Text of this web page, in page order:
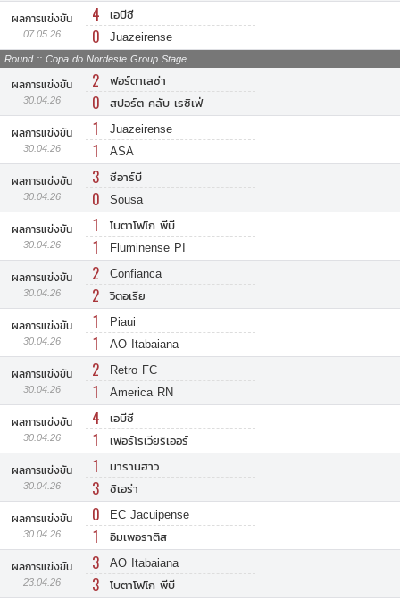
ผลการแข่งขัน
07.05.26
4 เอบีซี
0 Juazeirense
Round :: Copa do Nordeste Group Stage
ผลการแข่งขัน
30.04.26
2 ฟอร์ตาเลซ่า
0 สปอร์ต คลับ เรซิเฟ่
ผลการแข่งขัน
30.04.26
1 Juazeirense
1 ASA
ผลการแข่งขัน
30.04.26
3 ซีอาร์บี
0 Sousa
ผลการแข่งขัน
30.04.26
1 โบตาโฟโก พีบี
1 Fluminense PI
ผลการแข่งขัน
30.04.26
2 Confianca
2 วิตอเรีย
ผลการแข่งขัน
30.04.26
1 Piaui
1 AO Itabaiana
ผลการแข่งขัน
30.04.26
2 Retro FC
1 America RN
ผลการแข่งขัน
30.04.26
4 เอบีซี
1 เฟอร์โรเวียริเออร์
ผลการแข่งขัน
30.04.26
1 มารานฮาว
3 ซิเอร่า
ผลการแข่งขัน
30.04.26
0 EC Jacuipense
1 อิมเพอราติส
ผลการแข่งขัน
23.04.26
3 AO Itabaiana
3 โบตาโฟโก พีบี